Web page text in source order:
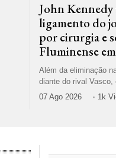
John
ligamento do
por cirurgia e
Fluminense
Além da eliminação
diante do rival Vasco,
07 Ago 2026
1k